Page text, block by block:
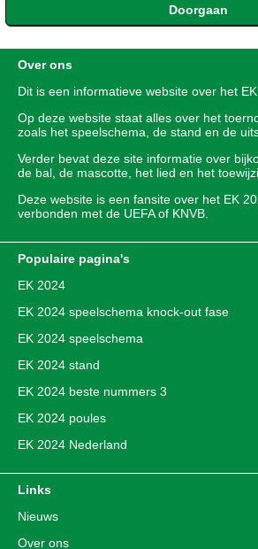
Over ons
Dit is een informatieve website over het
Op deze website staat alles over het
zoals het speelschema, de stand en de
Verder bevat deze site informatie over
de bal, de mascotte, het lied en het
Deze website is een fansite over het EK
verbonden met de UEFA of KNVB.
Populaire pagina's
EK 2024
EK 2024 speelschema knock-out fase
EK 2024 speelschema
EK 2024 stand
EK 2024 beste nummers 3
EK 2024 poules
EK 2024 Nederland
Links
Nieuws
Over ons